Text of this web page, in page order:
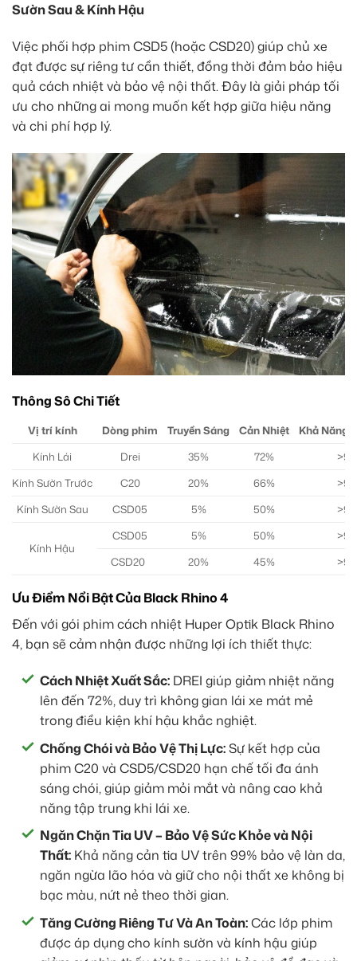
Sườn Sau & Kính Hậu
Việc phối hợp phim CSD5 (hoặc CSD20) giúp chủ xe
đạt được sự riêng tư cần thiết, đồng thời đảm bảo hiệu
quả cách nhiệt và bảo vệ nội thất. Đây là giải pháp tối
ưu cho những ai mong muốn kết hợp giữa hiệu năng
và chi phí hợp lý.
Thông Sô Chi Tiết
Vị trí kính Dòng phim Truyền Sáng Cản Nhiệt
Khả Năng
Kính Lái
Drei 35% 72%
Kính Sườn Trước
C20 20% 66%
Kính Sườn Sau
CSD05 5% 50%
Kính Hậu
CSD05 5% 50%
CSD20
20% 45%
Ưu Điểm Nổi Bật Của Black Rhino 4
Đến với gói phim cách nhiệt Huper Optik Black Rhino
4, bạn sẽ cảm nhận được những lợi ích thiết thực:
Cách Nhiệt Xuất Sắc: DREI giúp giảm nhiệt năng
lên đến 72%, duy trì không gian lái xe mát mẻ
trong điều kiện khí hậu khắc nghiệt.
Chống Chói và Bảo Vệ Thị Lực:Sự kết hợp của
phim C20 và CSD5/CSD20 hạn chế tối đa ánh
sáng chói, giúp giảm mỏi mắt và nâng cao khả
năng tập trung khi lái xe.
Ngăn Chặn Tia UV – Bảo Vệ Sức Khỏe và Nội
Thất: Khả năng cản tia UV trên 99% bảo vệ làn da,
ngăn ngừa lão hóa và giữ cho nội thất xe không bị
bạc màu, nứt nẻ theo thời gian.
Tăng Cường Riêng Tư Và An Toàn:Các lớp phim
được áp dụng cho kính sườn và kính hậu giúp